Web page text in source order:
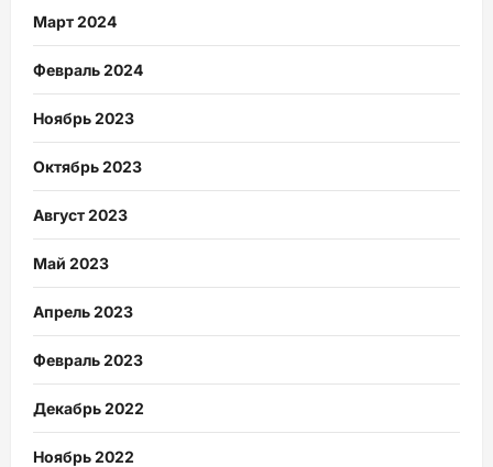
Март 2024
Февраль 2024
Ноябрь 2023
Октябрь 2023
Август 2023
Май 2023
Апрель 2023
Февраль 2023
Декабрь 2022
Ноябрь 2022